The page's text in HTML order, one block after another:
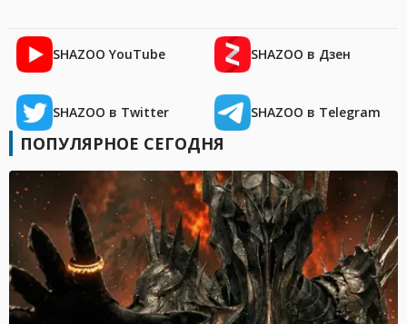
SHAZOO YouTube SHAZOO в Дзен
SHAZOO в Twitter SHAZOO в Telegram
ПОПУЛЯРНОЕ СЕГОДНЯ